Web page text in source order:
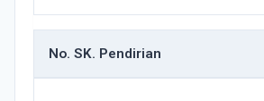
No. SK. Pendirian